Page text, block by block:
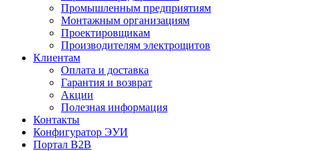
Промышленным предприятиям
Монтажным организациям
Проектировщикам
Производителям электрощитов
Клиентам
Оплата и доставка
Гарантия и возврат
Акции
Полезная информация
Контакты
Конфигуратор ЭУИ
Портал B2B